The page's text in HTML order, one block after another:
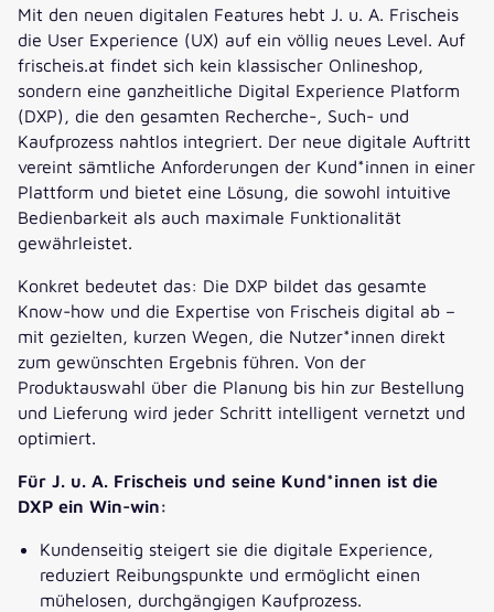
Mit den neuen digitalen Features hebt J. u. A. Frischeis
die User Experience (UX) auf ein völlig neues Level. Auf
frischeis.at findet sich kein klassischer Onlineshop,
sondern eine ganzheitliche Digital Experience Platform
(DXP), die den gesamten Recherche-, Such- und
Kaufprozess nahtlos integriert. Der neue digitale Auftritt
vereint sämtliche Anforderungen der Kund*innen in einer
Plattform und bietet eine Lösung, die sowohl intuitive
Bedienbarkeit als auch maximale Funktionalität
gewährleistet.
Konkret bedeutet das: Die DXP bildet das gesamte
Know-how und die Expertise von Frischeis digital ab –
mit gezielten, kurzen Wegen, die Nutzer*innen direkt
zum gewünschten Ergebnis führen. Von der
Produktauswahl über die Planung bis hin zur Bestellung
und Lieferung wird jeder Schritt intelligent vernetzt und
optimiert.
Für J. u. A. Frischeis und seine Kund*innen ist die
DXP ein Win-win:
Kundenseitig steigert sie die digitale Experience,
reduziert Reibungspunkte und ermöglicht einen
mühelosen, durchgängigen Kaufprozess.